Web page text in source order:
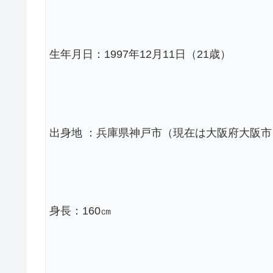
生年月日：1997年12月11日（21歳）
出身地 ：兵庫県神戸市（現在は大阪府大阪
身長：160㎝